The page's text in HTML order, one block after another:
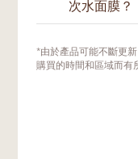
次水面膜？
我們建議您
的護膚程序。
*由於產品可能不斷更
購買的時間和區域而有